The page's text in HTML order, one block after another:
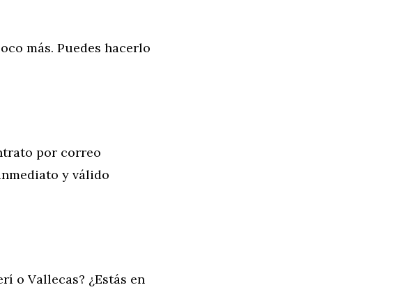
más. Puedes hacerlo
por correo
y válido
o Vallecas? ¿Estás en